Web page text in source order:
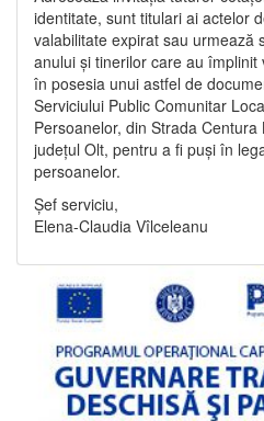
identitate, sunt titulari ai actelor
valabilitate expirat sau urmează
anului și tinerilor care au
în posesia unui astfel de
Serviciului Public Comunitar
Persoanelor, din Strada
județul Olt, pentru a fi puși în
persoanelor.
Șef serviciu,
Elena-Claudia Vîlceleanu